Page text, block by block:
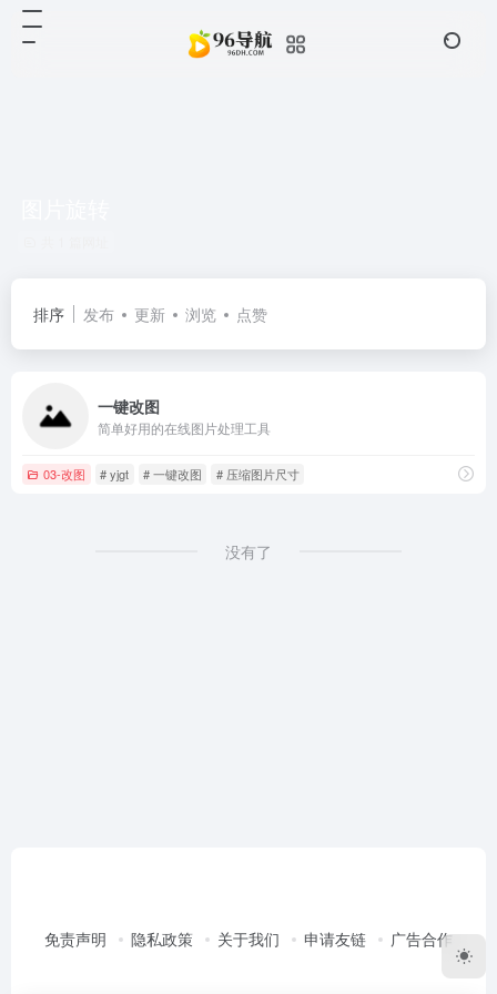
排序 发布 更新 浏览 点赞
一键改图
简单好用的在线图片处理工具
03-改图 # yjgt # 一键改图 # 压缩图片尺寸
没有了
免责声明 隐私政策 关于我们 申请友链 广告合作